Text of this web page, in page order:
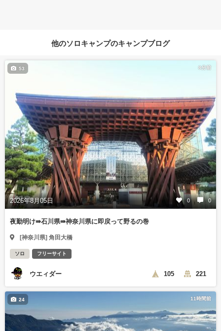
他のソロキャンプのキャンプブログ
8分前
2026年8月05日 0 0
53
夜勤明け⇛石川県⇛神奈川県に即戻って野るの巻
[神奈川県] 角田大橋
ソロ フリーサイト
ウエィダー 105 221
11時間前
24